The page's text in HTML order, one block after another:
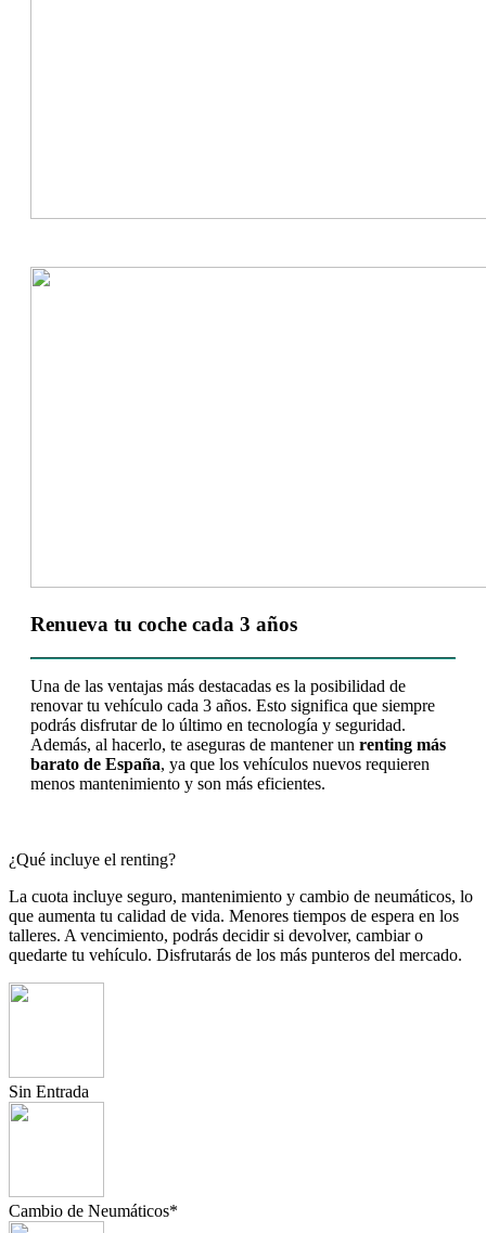
Renueva tu coche cada 3 años
Una de las ventajas más destacadas es la posibilidad de
renovar tu vehículo cada 3 años. Esto significa que siempre
podrás disfrutar de lo último en tecnología y seguridad.
Además, al hacerlo, te aseguras de mantener un renting más
barato de España, ya que los vehículos nuevos requieren
menos mantenimiento y son más eficientes.
¿Qué incluye el renting?
La cuota incluye seguro, mantenimiento y cambio de neumáticos, lo
que aumenta tu calidad de vida. Menores tiempos de espera en los
talleres. A vencimiento, podrás decidir si devolver, cambiar o
quedarte tu vehículo. Disfrutarás de los más punteros del mercado.
Sin Entrada
Cambio de Neumáticos*